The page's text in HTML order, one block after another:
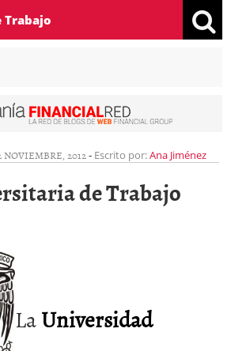
Trabajo
NOVIEMBRE, 2012- Escrito por:Ana Jiménez
de Trabajo
LaUniversidad